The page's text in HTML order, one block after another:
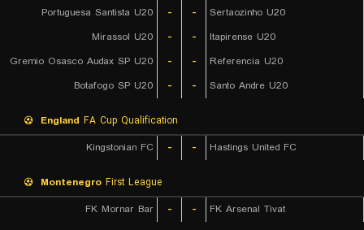
Portuguesa Santista U20
- -
Sertaozinho U20
Mirassol U20
- -
Itapirense U20
Gremio Osasco Audax SP U20
- -
Referencia U20
Botafogo SP U20
- - Santo Andre U20
England FA Cup Qualification
Kingstonian FC
- - Hastings United FC
Montenegro First League
FK Mornar Bar
- - FK Arsenal Tivat